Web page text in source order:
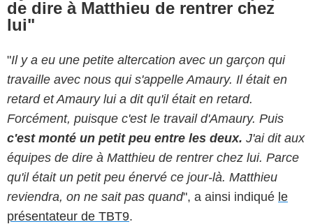
de dire à Matthieu de rentrer chez
lui"
"Il y a eu une petite altercation avec un garçon qui
travaille avec nous qui s'appelle Amaury. Il était en
retard et Amaury lui a dit qu'il était en retard.
Forcément, puisque c'est le travail d'Amaury. Puis
c'est monté un petit peu entre les deux. J'ai dit aux
équipes de dire à Matthieu de rentrer chez lui. Parce
qu'il était un petit peu énervé ce jour-là. Matthieu
reviendra, on ne sait pas quand", a ainsi indiqué le
présentateur de TBT9.